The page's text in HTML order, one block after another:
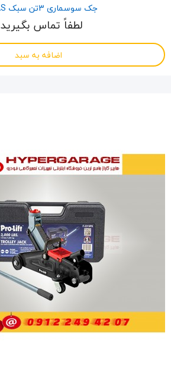
جک سوسماری 3تن سبک ATLAS
لطفاً تماس بگیرید
اضافه به سبد